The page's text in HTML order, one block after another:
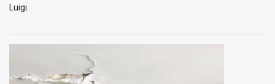
Luigi.